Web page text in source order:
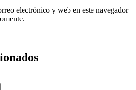
electrónico y web en este navegador